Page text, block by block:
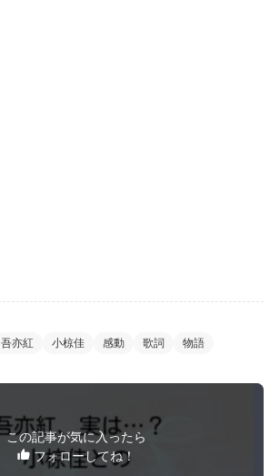
吾亦紅 小椋佳 感動 歌詞 物語
この記事が気に入ったら
フォローしてね！